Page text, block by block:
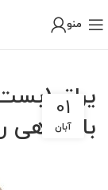
منو
یراق
باشگاهی
01
آبان